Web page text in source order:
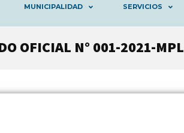
MUNICIPALIDAD SERVICIOS
OFICIAL N° 001-2021-MPL